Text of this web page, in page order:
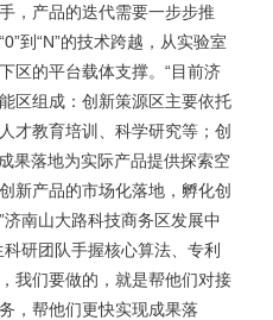
产品的迭代需要一步步推
到“N”的技术跨越，从实验室
区的平台载体支撑。“目前济
区组成：创新策源区主要依托
才教育培训、科学研究等；创
果落地为实际产品提供探索空
新产品的市场化落地，孵化创
南山大路科技商务区发展中
研团队手握核心算法、专利
我们要做的，就是帮他们对接
，帮他们更快实现成果落